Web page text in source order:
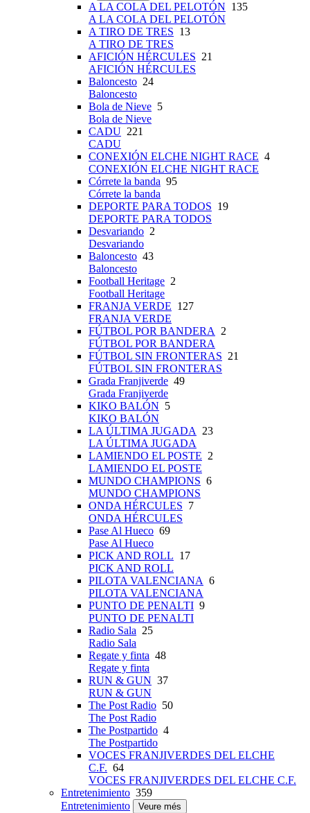
A LA COLA DEL PELOTÓN 135
A LA COLA DEL PELOTÓN
A TIRO DE TRES 13
A TIRO DE TRES
AFICIÓN HÉRCULES 21
AFICIÓN HÉRCULES
Baloncesto 24
Baloncesto
Bola de Nieve 5
Bola de Nieve
CADU 221
CADU
CONEXIÓN ELCHE NIGHT RACE 4
CONEXIÓN ELCHE NIGHT RACE
Córrete la banda 95
Córrete la banda
DEPORTE PARA TODOS 19
DEPORTE PARA TODOS
Desvariando 2
Desvariando
Baloncesto 43
Baloncesto
Football Heritage 2
Football Heritage
FRANJA VERDE 127
FRANJA VERDE
FÚTBOL POR BANDERA
2
FÚTBOL POR BANDERA
FÚTBOL SIN FRONTERAS 21
FÚTBOL SIN FRONTERAS
Grada Franjiverde 49
Grada Franjiverde
KIKO BALÓN 5
KIKO BALÓN
LA ÚLTIMA JUGADA
23
LA ÚLTIMA JUGADA
LAMIENDO EL POSTE 2
LAMIENDO EL POSTE
MUNDO CHAMPIONS 6
MUNDO CHAMPIONS
ONDA HÉRCULES 7
ONDA HÉRCULES
Pase Al Hueco 69
Pase Al Hueco
PICK AND ROLL 17
PICK AND ROLL
PILOTA VALENCIANA 6
PILOTA VALENCIANA
PUNTO DE PENALTI 9
PUNTO DE PENALTI
Radio Sala 25
Radio Sala
Regate y finta 48
Regate y finta
RUN & GUN 37
RUN & GUN
The Post Radio 50
The Post Radio
The Postpartido 4
The Postpartido
VOCES FRANJIVERDES DEL ELCHE
C.F. 64
VOCES FRANJIVERDES DEL ELCHE C.F.
Entretenimiento 359
Entretenimiento
Veure més